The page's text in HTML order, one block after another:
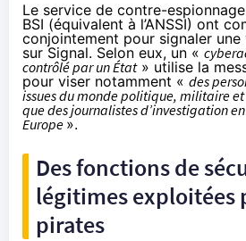
Le service de contre-
BSI (équivalent à l’ANSSI) ont
conjointement pour signaler une
sur Signal. Selon eux, un «
contrôlé par un État» utilise la
pour viser notamment « des
issues du monde politique, militaire
que des journalistes d’investigation
Europe ».
Des fonctions de
légitimes exploitées
pirates